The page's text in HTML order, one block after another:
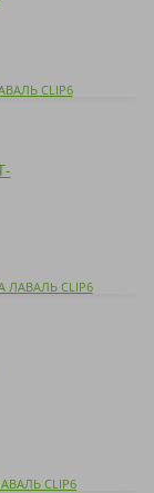
CLIP6
ЛАВАЛЬ CLIP6
CLIP6